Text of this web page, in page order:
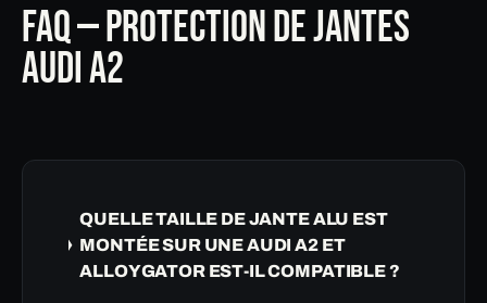
FAQ — PROTECTION DE JANTES
AUDI A2
QUELLE TAILLE DE JANTE ALU EST
MONTÉE SUR UNE AUDI A2 ET
ALLOYGATOR EST-IL COMPATIBLE ?